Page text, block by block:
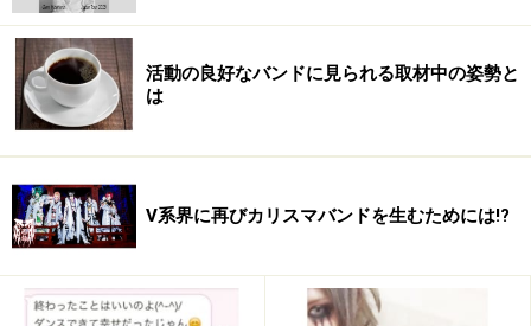
活動の良好なバンドに見られる取材中の姿勢と
は
V系界に再びカリスマバンドを生むためには!?